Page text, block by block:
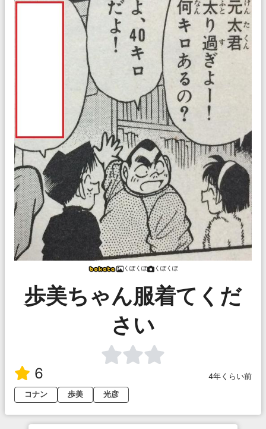
くぽくぽ くぽくぽ
歩美ちゃん服着てくだ
さい
6
4年くらい前
コナン
歩美 光彦